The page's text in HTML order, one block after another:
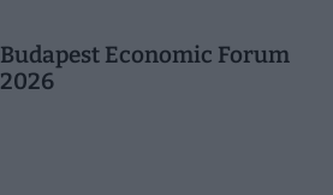
Budapest Economic Forum
2026